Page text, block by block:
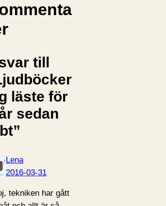
till
läste för
sedan
Lena
2016-03-31
tekniken har gått